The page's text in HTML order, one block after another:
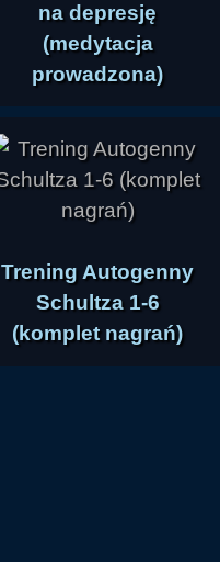
na depresję
(medytacja
prowadzona)
Trening Autogenny
Schultza 1-6
(komplet nagrań)